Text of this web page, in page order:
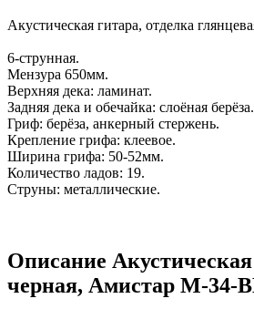
Акустическая гитара, отделка
6-струнная.
Мензура 650мм.
Верхняя дека: ламинат.
Задняя дека и обечайка: слоёная берёза.
Гриф: берёза, анкерный стержень.
Крепление грифа: клеевое.
Ширина грифа: 50-52мм.
Количество ладов: 19.
Струны: металлические.
Описание Акустическая
черная, Амистар M-34-